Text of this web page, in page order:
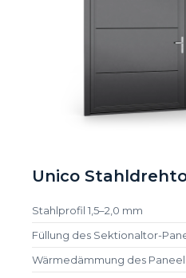
Unico
Stahlprofil 1,5–2,0 mm
Füllung des Sektionaltor-
Wärmedämmung des